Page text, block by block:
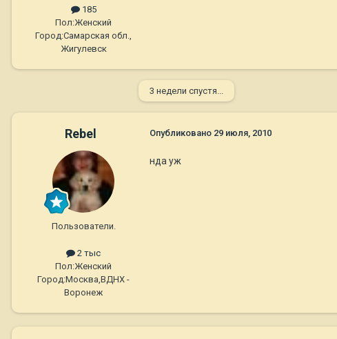
185
Пол:Женский
Город:Самарская обл.,
Жигулевск
3 недели спустя...
Rebel
Пользователи.
2 тыс
Пол:Женский
Город:Москва,ВДНХ -
Воронеж
Опубликовано 29 июля, 2010
нда уж